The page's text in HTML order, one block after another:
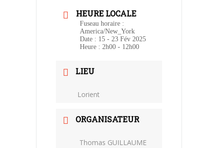
HEURE LOCALE
Fuseau horaire :
America/New_York
Date : 15 - 23 Fév 2025
Heure : 2h00 - 12h00
LIEU
Lorient
ORGANISATEUR
Thomas GUILLAUME